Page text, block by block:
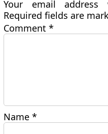
Your email
Required fields are
Comment*
Name*